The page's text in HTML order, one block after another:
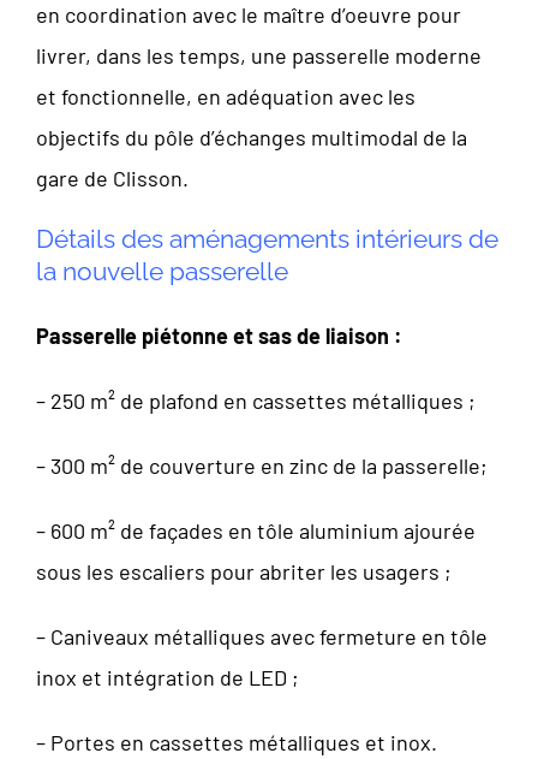
en coordination avec le maître d’oeuvre pour
livrer, dans les temps, une passerelle moderne
et fonctionnelle, en adéquation avec les
objectifs du pôle d’échanges multimodal de la
gare de Clisson.
Détails des aménagements intérieurs de
la nouvelle passerelle
Passerelle piétonne et sas de liaison :
– 250 m² de plafond en cassettes métalliques ;
– 300 m² de couverture en zinc de la passerelle;
– 600 m² de façades en tôle aluminium ajourée
sous les escaliers pour abriter les usagers ;
– Caniveaux métalliques avec fermeture en tôle
inox et intégration de LED ;
– Portes en cassettes métalliques et inox.